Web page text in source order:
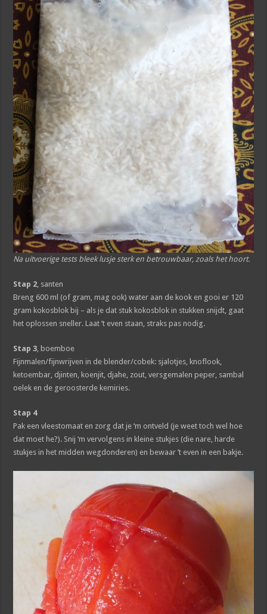
Na uitvoerige tests bleek lusje sterk en betrouwbaar, zoals het hoort.
Stap 2 , santen
Breng 600 ml (of gram, mag ook) water aan de kook en gooi er 120
gram kokosblok bij – als je dat stuk kokosblok in stukken snijdt, gaat
het oplossen sneller. Laat ’t even staan, straks pas nodig.
Stap 3 , boemboe
Fijnmalen/fijnwrijven in de blender/cobek: sjalotjes, knoflook,
ketoembar, djinten, koenjit, djahe, zout, versgemalen peper, sambal
oelek en de geroosterde kemiries.
Stap 4
Pak een vleestomaat en zorg dat je ‘m ontveld (je weet toch wel hoe
dat moet he?). Snij ‘m vervolgens in kleine stukjes (die nare, harde
stukjes in het midden wegdonderen) en bewaar ’t even in een bakje.